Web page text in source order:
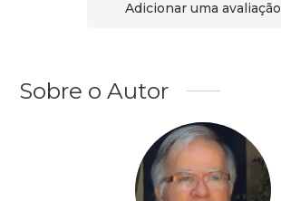
Adicionar uma avaliação
Sobre o Autor